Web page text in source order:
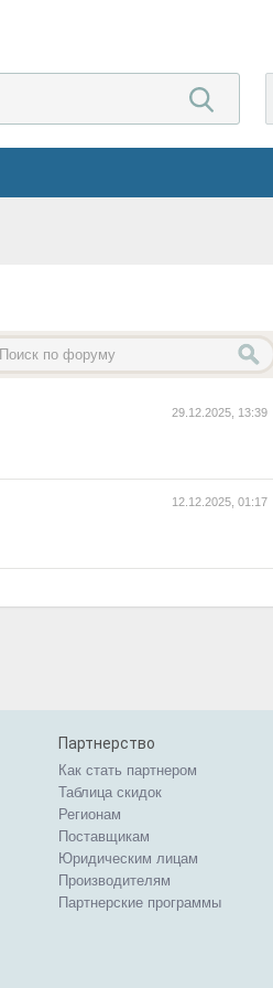
29.12.2025, 13:39
12.12.2025, 01:17
Партнерство
Как стать партнером
Таблица скидок
Регионам
Поставщикам
Юридическим лицам
Производителям
Партнерские программы